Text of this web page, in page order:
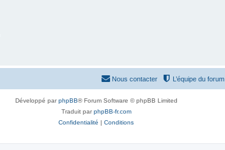
L’équipe du forum
Nous contacter
Développé parphpBB® Forum Software © phpBB Limited
Traduit parphpBB-fr.com
Confidentialité | Conditions